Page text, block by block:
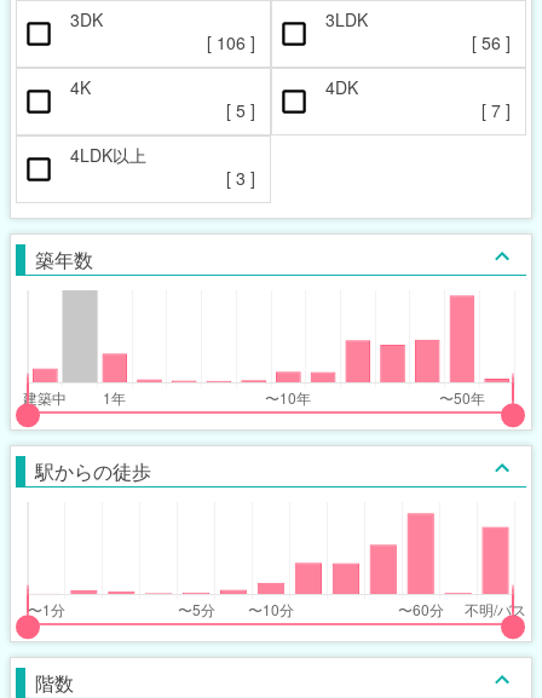
3DK
[ 106 ]
3LDK
[ 56 ]
4K
[ 5 ]
4DK
[ 7 ]
4LDK以上
[ 3 ]
築年数
駅からの徒歩
階数